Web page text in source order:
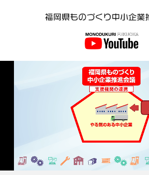
Unmute Loaded: